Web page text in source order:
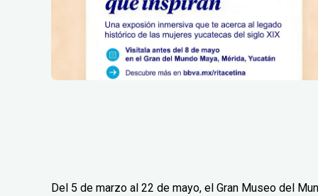
Del 5 de marzo al 22 de mayo, el Gran Museo del